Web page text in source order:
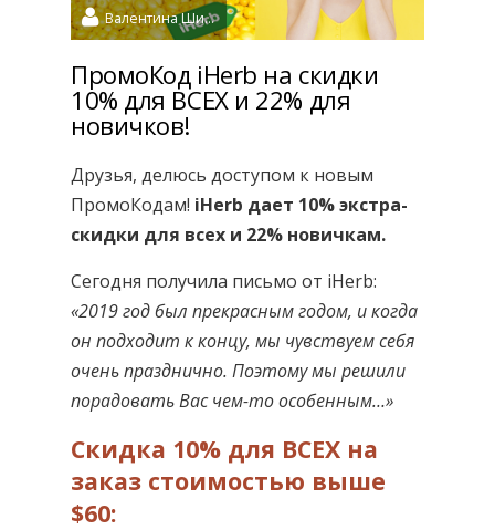
Валентина Шидловская
ПромоКод iHerb на скидки
10% для ВСЕХ и 22% для
новичков!
Друзья, делюсь доступом к новым
ПромоКодам! iHerb дает 10% экстра-
скидки для всех и 22% новичкам.
Сегодня получила письмо от iHerb:
«2019 год был прекрасным годом, и когда
он подходит к концу, мы чувствуем себя
очень празднично. Поэтому мы решили
порадовать Вас чем-то особенным…»
Скидка 10% для ВСЕХ на
заказ стоимостью выше
$60: